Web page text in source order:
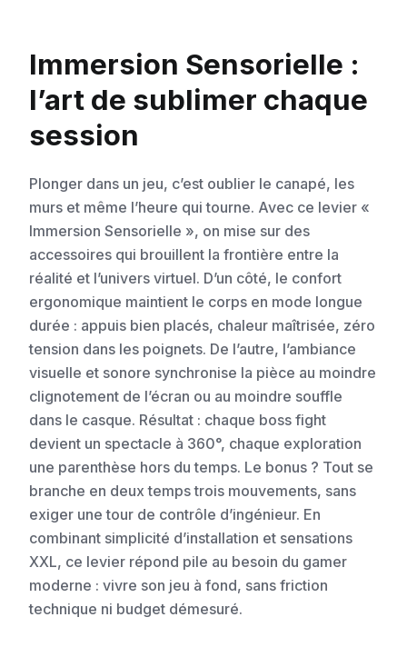
Immersion Sensorielle :
l’art de sublimer chaque
session
Plonger dans un jeu, c’est oublier le canapé, les
murs et même l’heure qui tourne. Avec ce levier «
Immersion Sensorielle », on mise sur des
accessoires qui brouillent la frontière entre la
réalité et l’univers virtuel. D’un côté, le confort
ergonomique maintient le corps en mode longue
durée : appuis bien placés, chaleur maîtrisée, zéro
tension dans les poignets. De l’autre, l’ambiance
visuelle et sonore synchronise la pièce au moindre
clignotement de l’écran ou au moindre souffle
dans le casque. Résultat : chaque boss fight
devient un spectacle à 360°, chaque exploration
une parenthèse hors du temps. Le bonus ? Tout se
branche en deux temps trois mouvements, sans
exiger une tour de contrôle d’ingénieur. En
combinant simplicité d’installation et sensations
XXL, ce levier répond pile au besoin du gamer
moderne : vivre son jeu à fond, sans friction
technique ni budget démesuré.